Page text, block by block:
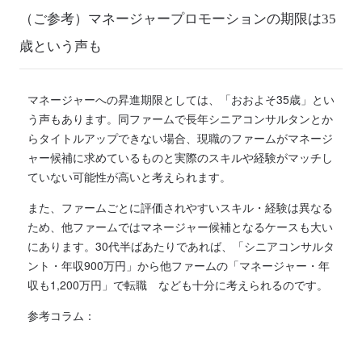
（ご参考）マネージャープロモーションの期限は35
歳という声も
マネージャーへの昇進期限としては、「おおよそ35歳 」 とい
う声もあります。 同ファームで長年シニアコンサルタンとか
らタイトルアップできない場合、現職のファームがマネージ
ャー候補に求めているものと実際のスキルや経験がマッチし
ていない可能性が高いと考えられます。
また、 ファームごとに評価されやすいスキル・経験は異なる
ため、他ファームではマネージャー候補となるケースも大い
にあります。 30代半ばあたりであれば、
「シニアコンサルタ
ント・年収900万円」から他ファームの「マネージャー・年
収も1,200万円」で転職 なども十分に考えられるのです。
参考コラム：